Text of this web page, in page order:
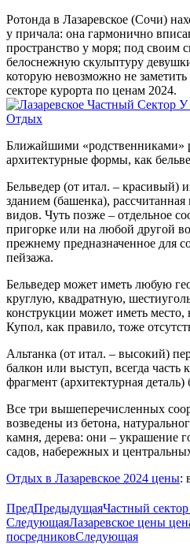
Ротонда в Лазаревское (Сочи)
у причала: она гармонично
пространство у моря; под своим
белоснежную скульптуру
которую невозможно не
секторе курорта по ценам 2024.
Ближайшими «родственниками»
архитектурные формы, как
Бельведер (от итал. – красивый)
зданием (башенка),
видов. Чуть позже – отдельное
пригорке или на любой другой
прежнему предназначенное для
пейзажа.
Бельведер может иметь любую
круглую, квадратную,
конструкции может иметь место,
Купол, как правило, тоже
Альтанка (от итал. – высокий)
балкон или выступ, всегда часть
фрагмент (архитектурная деталь)
Все три вышеперечисленных
возведены из бетона,
камня, дерева: они – украшение
садов, набережных и
Отдых в Лазаревское 2024 цены:
ПредПредыдущаяЧастный сектор
СледующаяЛазаревское цены
посредниковСледующая